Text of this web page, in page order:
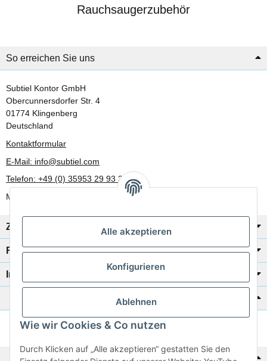
Alle akzeptieren
Konfigurieren
Ablehnen
Wie wir Cookies & Co nutzen
Durch Klicken auf „Alle akzeptieren“ gestatten Sie den
Rauchsaugerzubehör
So erreichen Sie uns
Subtiel Kontor GmbH
Obercunnersdorfer Str. 4
01774 Klingenberg
Deutschland
Kontaktformular
E-Mail: info@subtiel.com
Telefon: +49 (0) 35953 29 93 30
Mo-Fr: 8:00 Uhr - 17:00 Uhr
Zahlung/Versand
Rechtliches
Informationen
Katalog zur Hand?
Zur Schnellbestellung
Noch kein Katalog?